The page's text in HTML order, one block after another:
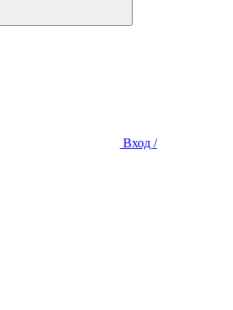
Вход /